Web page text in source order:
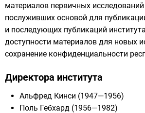
материалов первичных
послуживших основой для
и последующих публикаций
доступности материалов для новых
сохранение конфиденциальности
Директора института
Альфред Кинси (1947—1956)
Поль Гебхард (1956—1982)